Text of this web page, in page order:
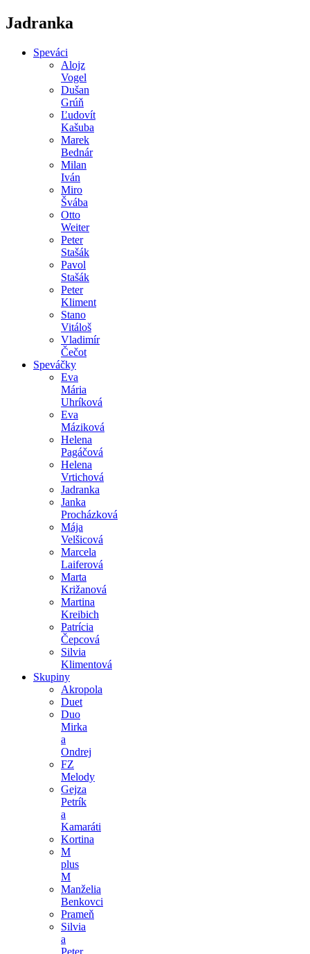
Jadranka
Speváci
Alojz
Vogel
Dušan
Grúň
Ľudovít
Kašuba
Marek
Bednár
Milan
Iván
Miro
Švába
Otto
Weiter
Peter
Stašák
Pavol
Stašák
Peter
Kliment
Stano
Vitáloš
Vladimír
Čečot
Speváčky
Eva
Mária
Uhríková
Eva
Máziková
Helena
Pagáčová
Helena
Vrtichová
Jadranka
Janka
Procházková
Mája
Velšicová
Marcela
Laiferová
Marta
Križanová
Martina
Kreibich
Patrícia
Čepcová
Silvia
Klimentová
Skupiny
Akropola
Duet
Duo
Mirka
a
Ondrej
FZ
Melody
Gejza
Petrík
a
Kamaráti
Kortina
M
plus
M
Manželia
Benkovci
Prameň
Silvia
a
Peter